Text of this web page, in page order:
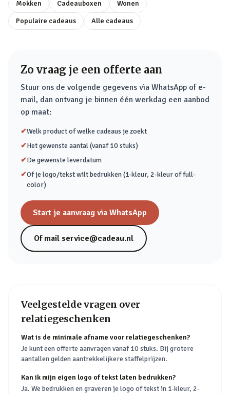
Mokken Cadeauboxen
Wonen
Populaire cadeaus
Alle cadeaus
Zo vraag je een offerte aan
Stuur ons de volgende gegevens via WhatsApp of e-
mail, dan ontvang je binnen één werkdag een aanbod
op maat:
✔Welk product of welke cadeaus je zoekt
✔Het gewenste aantal (vanaf 10 stuks)
✔De gewenste leverdatum
✔Of je logo/tekst wilt bedrukken (1-kleur, 2-kleur of full-
color)
Start je aanvraag via WhatsApp
Of mail service@cadeau.nl
Veelgestelde vragen over
relatiegeschenken
Wat is de minimale afname voor relatiegeschenken?
Je kunt een offerte aanvragen vanaf 10 stuks. Bij grotere
aantallen gelden aantrekkelijkere staffelprijzen.
Kan ik mijn eigen logo of tekst laten bedrukken?
Ja. We bedrukken en graveren je logo of tekst in 1-kleur, 2-